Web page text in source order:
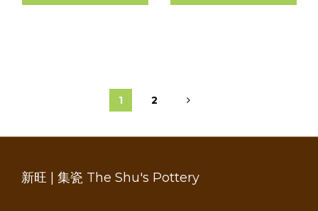
1 2
新旺 | 集瓷 The Shu's Pottery